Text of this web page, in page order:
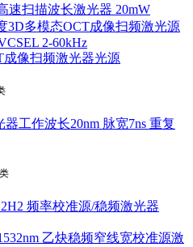
速扫描波长激光器 20mW
3D多模态OCT成像扫频激光源
2-60kHz
成像扫频激光器光源
工作波长20nm 脉宽7ns 重复
频率校准源/稳频激光器
乙炔稳频窄线宽校准源激